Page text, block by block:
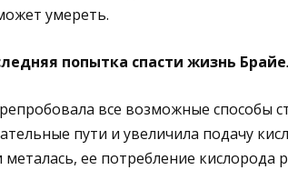
умереть.
попытка спасти жизнь
все возможные способы
пути и увеличила подачу
ее потребление кислорода